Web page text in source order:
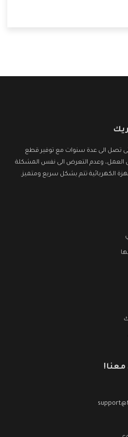
ازعاج كما أننا نهتم بكل ما يحتاجه
تصل الى عدة سنوات مع توفير قطع
العمل، وعدم التعرض الى نفس المشكلة
الكهربائية تتم بشكل سريع ومتميز.
معنا!